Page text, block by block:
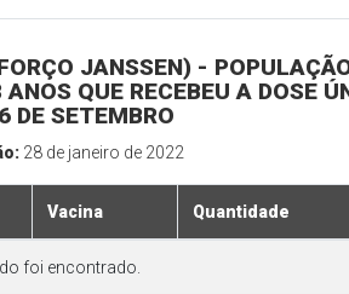
JANSSEN) -
QUE RECEBEU A DOSE
DE SETEMBRO
28 de janeiro de 2022
Vacina Quantidade
foi encontrado.